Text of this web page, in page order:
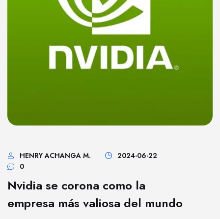
HENRY ACHANGA M.
2024-06-22
0
Nvidia se corona como la
empresa más valiosa del mundo